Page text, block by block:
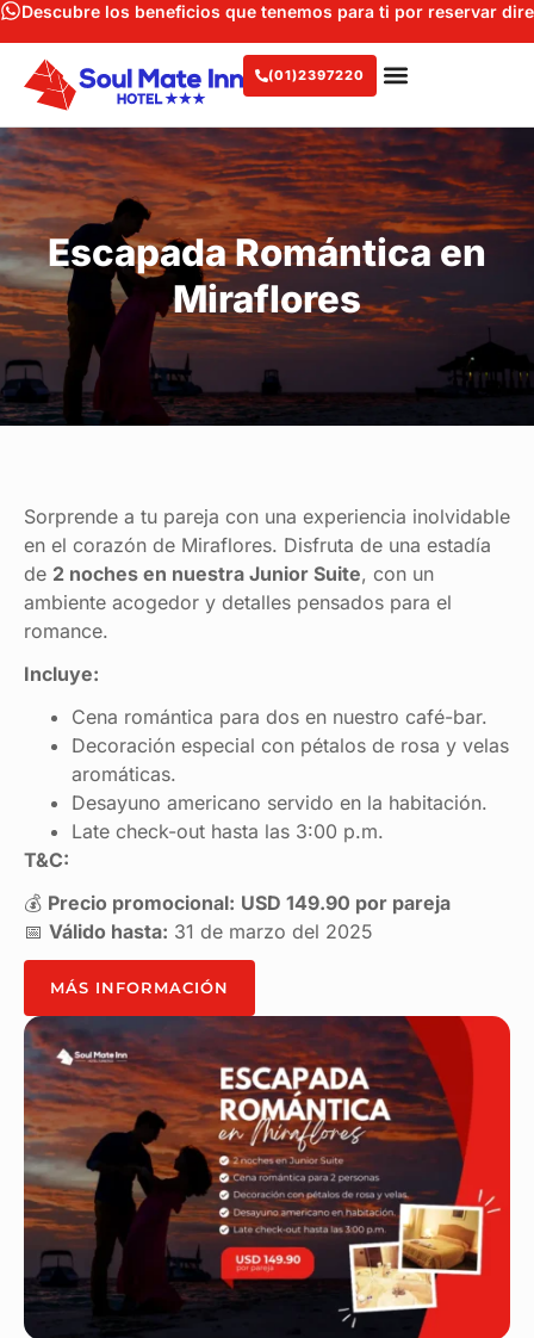
Descubre los beneficios que tenemos para ti por reservar
(01)2397220
Escapada Romántica en
Miraflores
Sorprende a tu pareja con una experiencia inolvidable
en el corazón de Miraflores. Disfruta de una estadía
de 2 noches en nuestra Junior Suite, con un
ambiente acogedor y detalles pensados para el
romance.
Incluye:
Cena romántica para dos en nuestro café-bar.
Decoración especial con pétalos de rosa y velas
aromáticas.
Desayuno americano servido en la habitación.
Late check-out hasta las 3:00 p.m.
T&C:
💰 Precio promocional: USD 149.90 por pareja
📅 Válido hasta: 31 de marzo del 2025
MÁS INFORMACIÓN